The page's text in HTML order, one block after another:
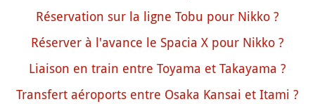
Réservation sur la ligne Tobu pour Nikko ?
Réserver à l'avance le Spacia X pour Nikko ?
Liaison en train entre Toyama et Takayama ?
Transfert aéroports entre Osaka Kansai et Itami ?